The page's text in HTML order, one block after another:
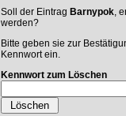
Soll der Eintrag Barnypok,
werden?
Bitte geben sie zur
Kennwort ein.
Kennwort zum Löschen